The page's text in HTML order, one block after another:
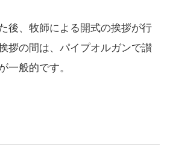
後、牧師による開式の挨拶が行
拶の間は、パイプオルガンで讃
一般的です。